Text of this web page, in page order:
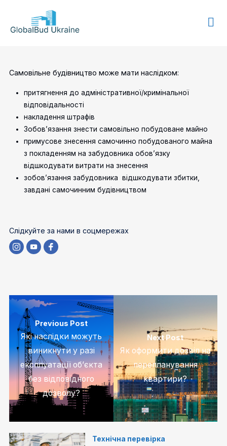
GLOBALBUD
Самовільне будівництво може мати наслідком:
притягнення до адміністративної/кримінальної
відповідальності
накладення штрафів
Зобов’язання знести самовільно побудоване майно
примусове знесення самочинно побудованого майна
з покладенням на забудовника обов’язку
відшкодувати витрати на знесення
зобов’язання забудовника відшкодувати збитки,
завдані самочинним будівництвом
Слідкуйте за нами в соцмережах
Previous Post
Які наслідки можуть
виникнути у разі
експлуатації об’єкта
без відповідного
дозволу?
Next Post
Як оформити дозвіл на
перепланування
квартири?
Технічна перевірка